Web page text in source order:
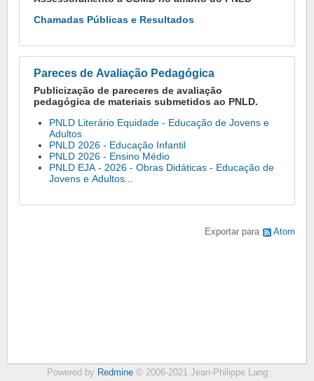
Chamadas Públicas e Resultados
Pareces de Avaliação Pedagógica
Publicização de pareceres de avaliação
pedagógica de materiais submetidos ao PNLD.
PNLD Literário Equidade - Educação de Jovens e
Adultos
PNLD 2026 - Educação Infantil
PNLD 2026 - Ensino Médio
PNLD EJA - 2026 - Obras Didáticas - Educação de
Jovens e Adultos
Exportar para Atom
Powered by Redmine© 2006-2021 Jean-Philippe Lang